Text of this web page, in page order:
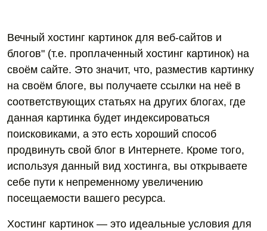
Вечный хостинг картинок для веб-сайтов и
блогов" (т.е. проплаченный хостинг картинок) на
своём сайте. Это значит, что, разместив картинку
на своём блоге, вы получаете ссылки на неё в
соответствующих статьях на других блогах, где
данная картинка будет индексироваться
поисковиками, а это есть хороший способ
продвинуть свой блог в Интернете. Кроме того,
используя данный вид хостинга, вы открываете
себе пути к непременному увеличению
посещаемости вашего ресурса.
Хостинг картинок — это идеальные условия для